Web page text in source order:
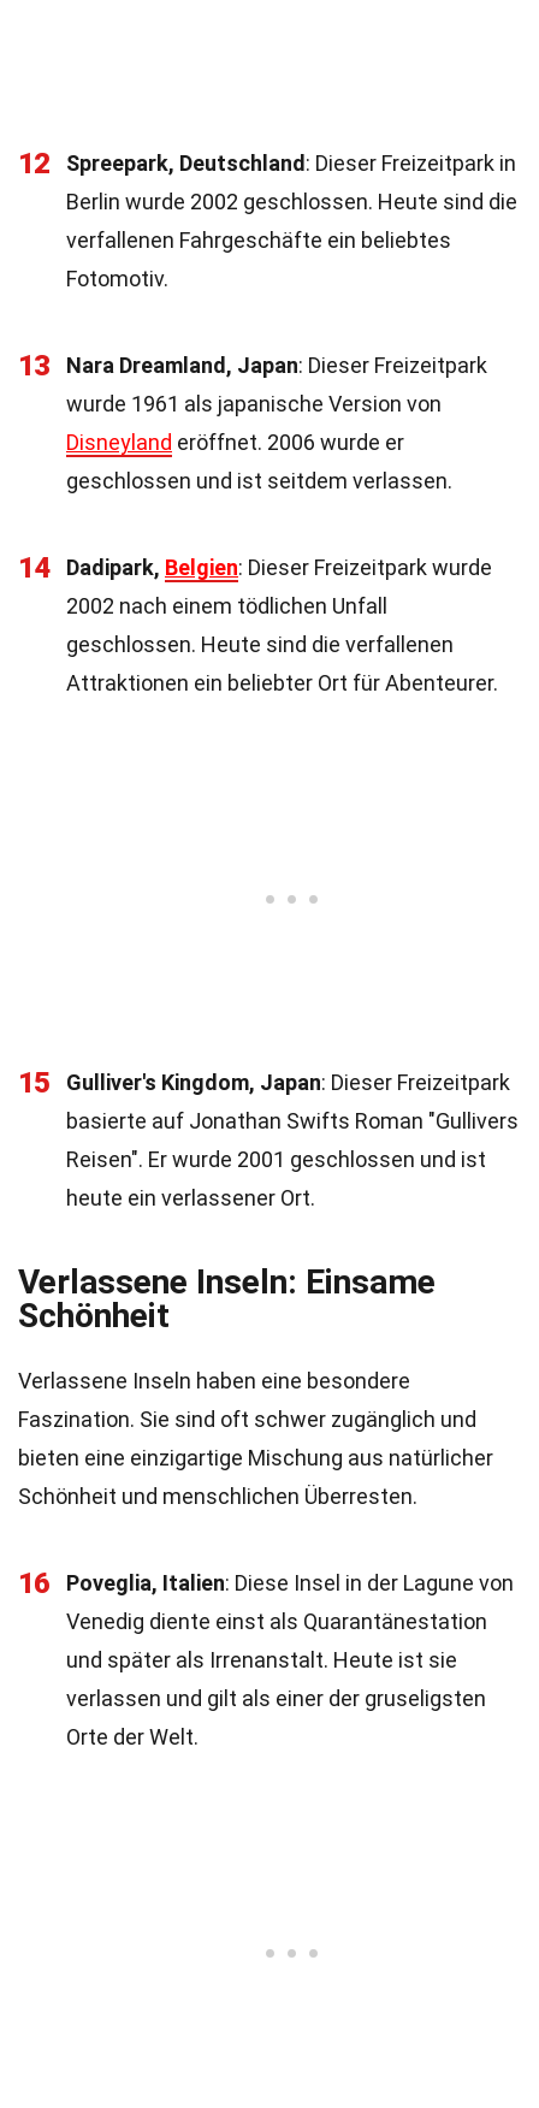
12 Spreepark, Deutschland : Dieser Freizeitpark in
Berlin wurde 2002 geschlossen. Heute sind die
verfallenen Fahrgeschäfte ein beliebtes
Fotomotiv.
13 Nara Dreamland, Japan: Dieser Freizeitpark
wurde 1961 als japanische Version von
Disneyland eröffnet. 2006 wurde er
geschlossen und ist seitdem verlassen.
14 Dadipark, Belgien: Dieser Freizeitpark wurde
2002 nach einem tödlichen Unfall
geschlossen. Heute sind die verfallenen
Attraktionen ein beliebter Ort für Abenteurer.
15 Gulliver's Kingdom, Japan: Dieser Freizeitpark
basierte auf Jonathan Swifts Roman "Gullivers
Reisen". Er wurde 2001 geschlossen und ist
heute ein verlassener Ort.
Verlassene Inseln: Einsame
Schönheit
Verlassene Inseln haben eine besondere
Faszination. Sie sind oft schwer zugänglich und
bieten eine einzigartige Mischung aus natürlicher
Schönheit und menschlichen Überresten.
16 Poveglia, Italien: Diese Insel in der Lagune von
Venedig diente einst als Quarantänestation
und später als Irrenanstalt. Heute ist sie
verlassen und gilt als einer der gruseligsten
Orte der Welt.